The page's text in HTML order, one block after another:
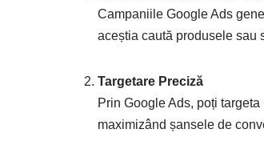
Campaniile Google Ads
aceștia caută produsele sau
Targetare Preciză
Prin Google Ads, poți
maximizând șansele de